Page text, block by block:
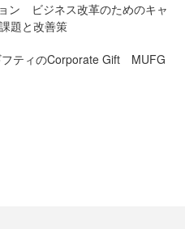
ン ビジネス改革のためのキャ
題と改善策
フティのCorporate Gift MUFG